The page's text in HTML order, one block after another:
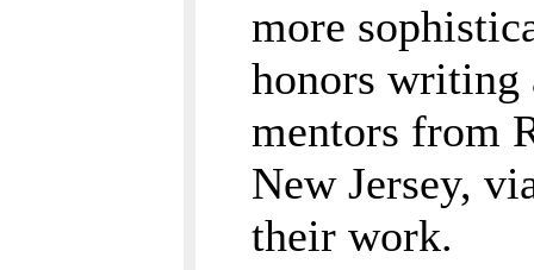
more
honors writing
mentors from
New Jersey,
their work.